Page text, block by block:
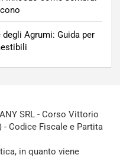
Agrumi: Guida per
SRL - Corso Vittorio
- Codice Fiscale e Partita
in quanto viene